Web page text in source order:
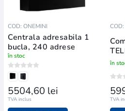
COD: ONEMINI
Centrala adresabila 1
bucla, 240 adrese
în stoc
5504,60 lei
TVA inclus
în
TVA